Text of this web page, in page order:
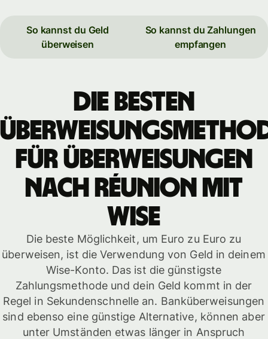
So kannst du Geld
überweisen
So kannst du Zahlungen
empfangen
Die besten
für Überweisungen
nach Réunion mit
WISE
Die beste Möglichkeit, um Euro zu Euro zu
überweisen, ist die Verwendung von Geld in deinem
Wise-Konto. Das ist die günstigste
Zahlungsmethode und dein Geld kommt in der
Regel in Sekundenschnelle an. Banküberweisungen
sind ebenso eine günstige Alternative, können aber
unter Umständen etwas länger in Anspruch